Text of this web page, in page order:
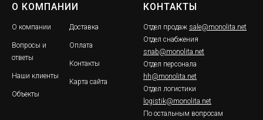
О КОМПАНИИ
О компании
Вопросы и
ответы
Наши клиенты
Объекты
Доставка
Оплата
Контакты
Карта сайта
КОНТАКТЫ
Отдел продаж sale@monolita.net
Отдел снабжения
snab@monolita.net
Отдел персонала
hh@monolita.net
Отдел логистики
logistik@monolita.net
По остальным вопросам